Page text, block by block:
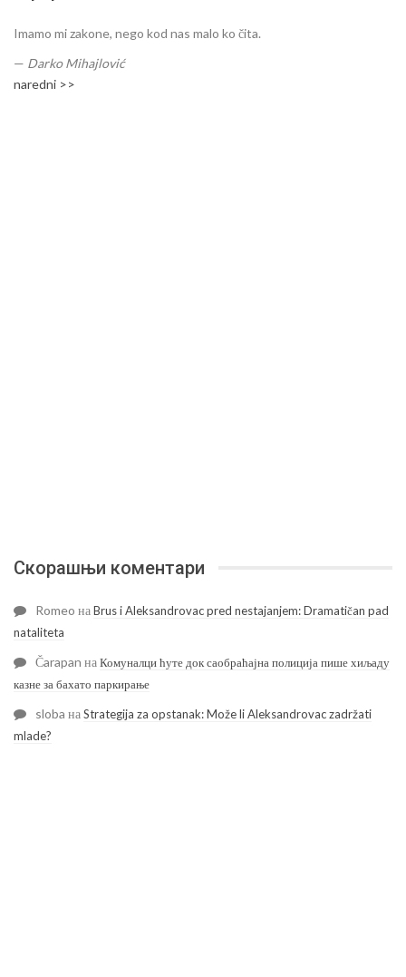
Imamo mi zakone, nego kod nas malo ko čita.
— Darko Mihajlović
naredni >>
Скорашњи коментари
Romeo наBrus i Aleksandrovac pred nestajanjem: Dramatičan pad
nataliteta
Čarapan наКомуналци ћуте док саобраћајна полиција пише хиљаду
казне за бахато паркирање
sloba наStrategija za opstanak: Može li Aleksandrovac zadržati
mlade?